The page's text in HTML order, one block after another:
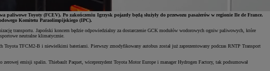
Toyoty (FCEV). Po zakończeniu Igrzysk pojazdy będą służyły do przewozu pasażerów w regionie Ile de France.
Komitetu Paraolimpijskiego (IPC).
transportu. Japoński koncern będzie odpowiedzialny za dostarczenie GCK modułów wodorowych ogniw paliwowych, które
neutralne klimatycznie.
TFCM2-B i niewielkimi bateriami. Pierwszy zmodyfikowany autobus został już zaprezentowany podczas RNTP Transport
emisji spalin. Thiebault Paquet, wiceprezydent Toyota Motor Europe i manager Hydrogen Factory, tak podsumował